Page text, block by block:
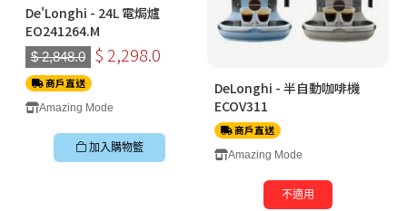
De'Longhi - 24L 電焗爐
EO241264.M
$ 2,848.0 $ 2,298.0
商戶直送
Amazing Mode
加入購物籃
DeLonghi - 半自動咖啡機
ECOV311
商戶直送
Amazing Mode
不適用